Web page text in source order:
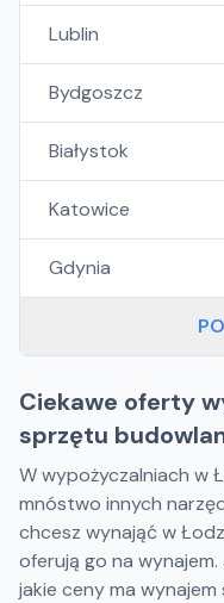
Lublin
Bydgoszcz
Białystok
Katowice
Gdynia
Ciekawe oferty
sprzętu
W wypożyczalniach w
mnóstwo innych
chcesz wynająć w
oferują go na
jakie ceny ma